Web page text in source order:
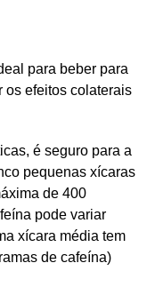
para beber para
os efeitos colaterais
é seguro para a
pequenas xícaras
de 400
pode variar
xícara média tem
de cafeína)